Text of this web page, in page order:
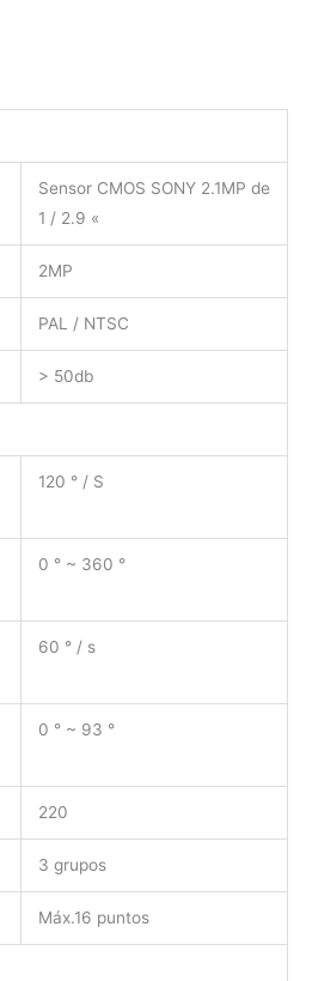
Sensor CMOS SONY 2.1MP de
1 / 2.9 «
2MP
PAL / NTSC
> 50db
120 ° / S
0 ° ~ 360 °
60 ° / s
0 ° ~ 93 °
220
3 grupos
Máx.16 puntos